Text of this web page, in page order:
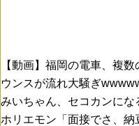
【動画】福岡の電車、複
ウンスが流れ大騒ぎ
みいちゃん、セコカンにな
ホリエモン「面接でさ、